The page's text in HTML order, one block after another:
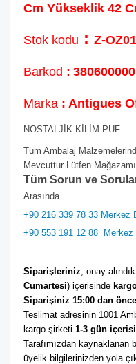
Cm Yükseklik 42
Stok kodu : Z-
Barkod :
Marka : Antigues
NOSTALJİK KİLİM PUF
Tüm Ambalaj
Mevcuttur Lütfen
Tüm Sorun ve
Arasında
+90 216 339 78 33 Merkez
+90 553 191 12 88 Merkez
Siparişleriniz , onay
Cumartesi) içerisinde
Siparişiniz 15:00 dan
Teslimat adresinin 1001
kargo şirketi 1-3 gün
Tarafımızdan
üyelik bilgilerinizden yola